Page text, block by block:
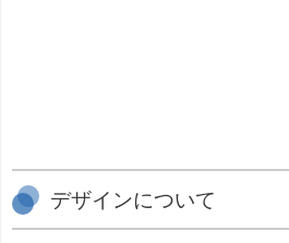
デザインについて